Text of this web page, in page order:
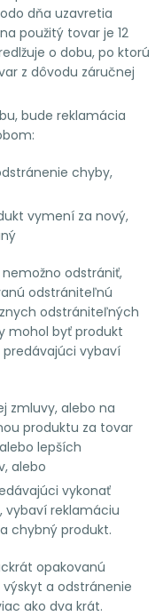
dňa uzavretia
použitý tovar je 12
o dobu, po ktorú
z dôvodu záručnej
bude reklamácia
chyby,
vymení za nový,
odstrániť,
odstrániteľnú
odstrániteľných
mohol byť produkt
predávajúci vybaví
zmluvy, alebo na
produktu za tovar
lepších
alebo
vykonať
vybaví reklamáciu
chybný produkt.
opakovanú
a odstránenie
ako dva krát.